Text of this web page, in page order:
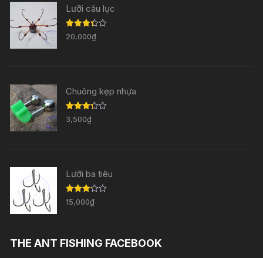
Lưỡi câu lục
Được
xếp
20,000₫
Chuông kẹp nhựa
Được
xếp
3,500₫
Lưỡi ba tiêu
Được
xếp
15,000₫
THE ANT FISHING FACEBOOK